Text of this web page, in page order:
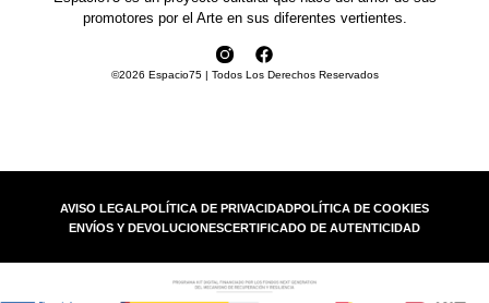
promotores por el Arte en sus diferentes vertientes.
©2026 Espacio75 | Todos Los Derechos Reservados
AVISO LEGALPOLÍTICA DE PRIVACIDADPOLÍTICA DE COOKIES
ENVÍOS Y DEVOLUCIONESCERTIFICADO DE AUTENTICIDAD